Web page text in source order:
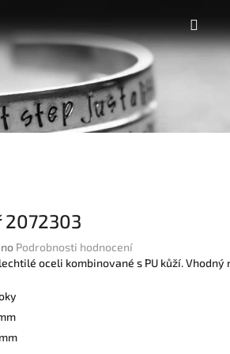
Podrobnosti hodnocení
oceli kombinované s PU kůží.